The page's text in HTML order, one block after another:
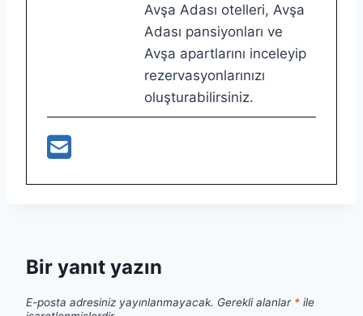
Avşa Adası otelleri, Avşa
Adası pansiyonları ve
Avşa apartlarını inceleyip
rezervasyonlarınızı
oluşturabilirsiniz.
Bir yanıt yazın
E-posta adresiniz yayınlanmayacak. Gerekli alanlar * ile